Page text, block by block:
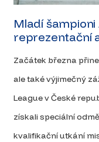
Mladí šampioni
reprezentační
Začátek března
ale také výjimečný
League v České
získali speciální
kvalifikační utkání